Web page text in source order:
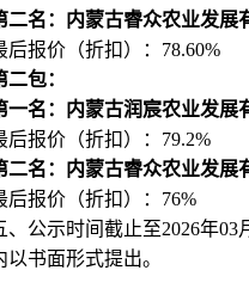
二名：内蒙古睿众农业发展
后报价（折扣）：78.60%
二包：
一名：内蒙古润宸农业发展
后报价（折扣）：79.2%
二名：内蒙古睿众农业发展
后报价（折扣）：76%
、公示时间截止至2026年
以书面形式提出。